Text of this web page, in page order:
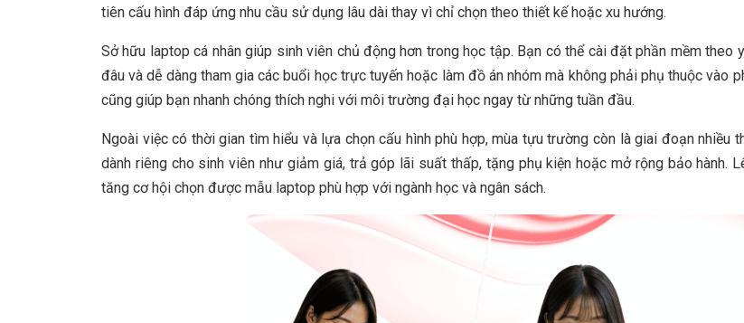
tiên cấu hình đáp ứng nhu cầu sử dụng lâu dài thay vì chỉ chọn theo thiết kế hoặc xu hướng.
Sở hữu laptop cá nhân giúp sinh viên chủ động hơn trong học tập. Bạn có thể cài đặt phần mềm
đâu và dễ dàng tham gia các buổi học trực tuyến hoặc làm đồ án nhóm mà không phải phụ thuộc vào
cũng giúp bạn nhanh chóng thích nghi với môi trường đại học ngay từ những tuần đầu.
Ngoài việc có thời gian tìm hiểu và lựa chọn cấu hình phù hợp, mùa tựu trường còn là giai đoạn nhiều
dành riêng cho sinh viên như giảm giá, trả góp lãi suất thấp, tặng phụ kiện hoặc mở rộng bảo hành.
tăng cơ hội chọn được mẫu laptop phù hợp với ngành học và ngân sách.